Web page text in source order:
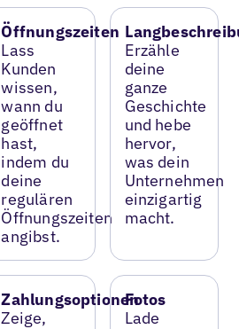
Öffnungszeiten
Lass
Kunden
wissen,
wann du
geöffnet
hast,
indem du
deine
regulären
Öffnungszeiten
angibst.
Erzähle
deine
ganze
Geschichte
und hebe
hervor,
was dein
Unternehmen
einzigartig
macht.
Zahlungsoptionen
Zeige,
Fotos
Lade